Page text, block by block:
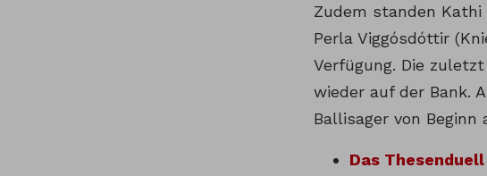
Zudem standen
Perla Viggósdóttir
Verfügung. Die
wieder auf der Bank.
Ballisager von Beginn
Das